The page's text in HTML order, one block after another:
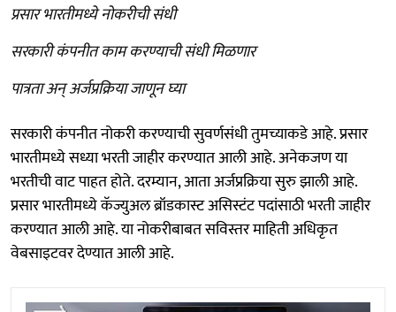
प्रसार भारतीमध्ये नोकरीची संधी
सरकारी कंपनीत काम करण्याची संधी मिळणार
पात्रता अन् अर्जप्रक्रिया जाणून घ्या
सरकारी कंपनीत नोकरी करण्याची सुवर्णसंधी तुमच्याकडे आहे. प्रसार
भारतीमध्ये सध्या भरती जाहीर करण्यात आली आहे. अनेकजण या
भरतीची वाट पाहत होते. दरम्यान, आता अर्जप्रक्रिया सुरु झाली आहे.
प्रसार भारतीमध्ये कॅज्युअल ब्रॉडकास्ट असिस्टंट पदांसाठी भरती जाहीर
करण्यात आली आहे. या नोकरीबाबत सविस्तर माहिती अधिकृत
वेबसाइटवर देण्यात आली आहे.